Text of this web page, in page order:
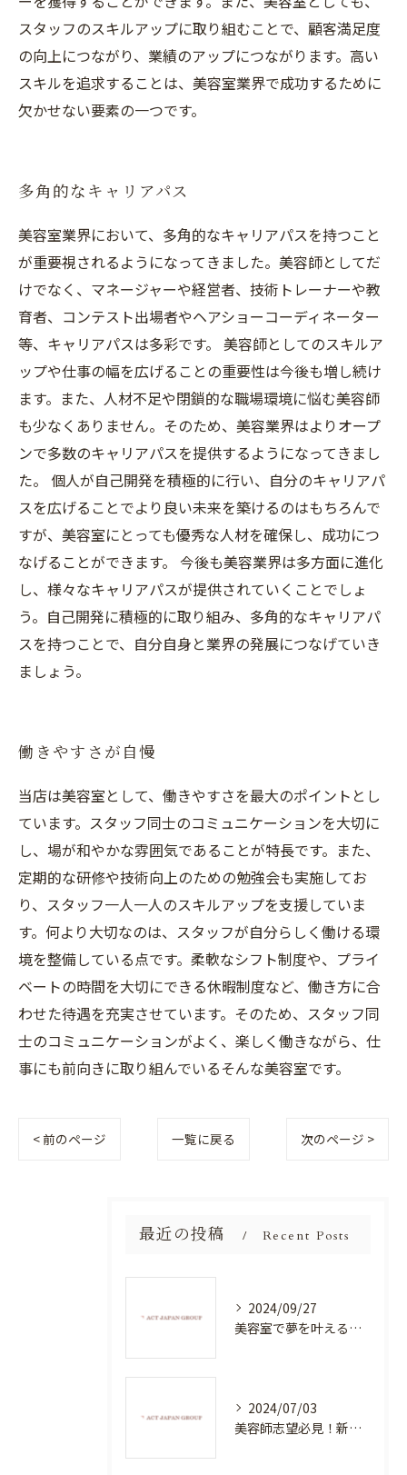
スタッフのスキルアップに取り組むことで、顧客満足度
の向上につながり、業績のアップにつながります。高い
スキルを追求することは、美容室業界で成功するために
欠かせない要素の一つです。
多角的なキャリアパス
美容室業界において、多角的なキャリアパスを持つこと
が重要視されるようになってきました。美容師としてだ
けでなく、マネージャーや経営者、技術トレーナーや教
育者、コンテスト出場者やヘアショーコーディネーター
等、キャリアパスは多彩です。 美容師としてのスキルア
ップや仕事の幅を広げることの重要性は今後も増し続け
ます。また、人材不足や閉鎖的な職場環境に悩む美容師
も少なくありません。そのため、美容業界はよりオープ
ンで多数のキャリアパスを提供するようになってきまし
た。 個人が自己開発を積極的に行い、自分のキャリアパ
スを広げることでより良い未来を築けるのはもちろんで
すが、美容室にとっても優秀な人材を確保し、成功につ
なげることができます。 今後も美容業界は多方面に進化
し、様々なキャリアパスが提供されていくことでしょ
う。自己開発に積極的に取り組み、多角的なキャリアパ
スを持つことで、自分自身と業界の発展につなげていき
ましょう。
働きやすさが自慢
当店は美容室として、働きやすさを最大のポイントとし
ています。スタッフ同士のコミュニケーションを大切に
し、場が和やかな雰囲気であることが特長です。また、
定期的な研修や技術向上のための勉強会も実施してお
り、スタッフ一人一人のスキルアップを支援していま
す。何より大切なのは、スタッフが自分らしく働ける環
境を整備している点です。柔軟なシフト制度や、プライ
ベートの時間を大切にできる休暇制度など、働き方に合
わせた待遇を充実させています。そのため、スタッフ同
士のコミュニケーションがよく、楽しく働きながら、仕
事にも前向きに取り組んでいるそんな美容室です。
< 前のページ 一覧に戻る 次のページ >
最近の投稿 Recent Posts
2024/09/27
美容室で夢を叶える！自分を磨く新たなチャンス
2024/07/03
美容師志望必見！新たな価値を創造する美容室でハイレベルな技術を学べる環境